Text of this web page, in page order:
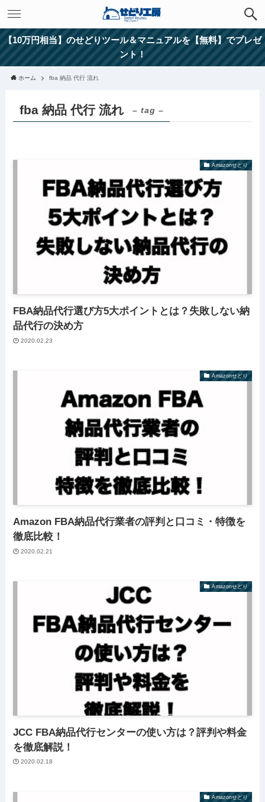
【10万円相当】のせどりツール＆マニュアルを【無料】でプレゼ
ント！
ホーム fba 納品 代行 流れ
fba 納品 代行 流れ – tag –
Amazonせどり
FBA納品代行選び方5大ポイントとは？失敗しない納
品代行の決め方
2020.02.23
Amazonせどり
Amazon FBA納品代行業者の評判と口コミ・特徴を
徹底比較！
2020.02.21
Amazonせどり
JCC FBA納品代行センターの使い方は？評判や料金
を徹底解説！
2020.02.18
Amazonせどり